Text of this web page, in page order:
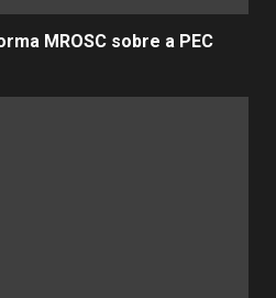
MROSC sobre a PEC